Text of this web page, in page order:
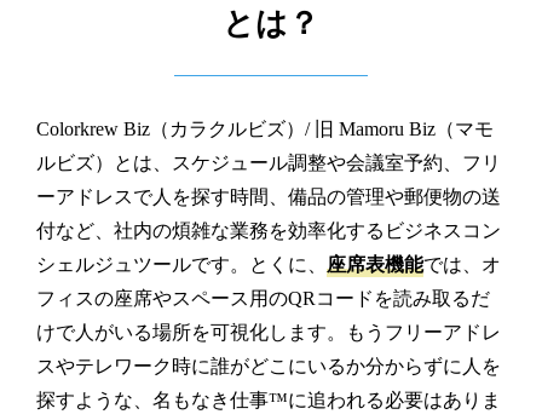
とは？
Colorkrew Biz（カラクルビズ）/ 旧 Mamoru Biz（マモ
ルビズ）とは、スケジュール調整や会議室予約、フリ
ーアドレスで人を探す時間、備品の管理や郵便物の送
付など、社内の煩雑な業務を効率化するビジネスコン
シェルジュツールです。とくに、座席表機能では、オ
フィスの座席やスペース用のQRコードを読み取るだ
けで人がいる場所を可視化します。もうフリーアドレ
スやテレワーク時に誰がどこにいるか分からずに人を
探すような、名もなき仕事™に追われる必要はありま